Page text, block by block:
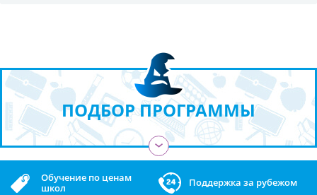
ПОДБОР ПРОГРАММЫ
›
Обучение по ценам
школ
Поддержка за рубежом